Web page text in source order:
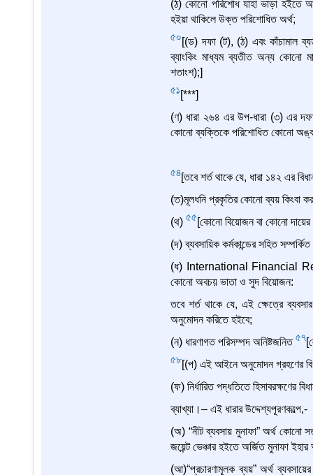
(ঠ) কোনো পরিশোধ যাহা ভাড়া হইতে
হইয়া থাকিলে উক্ত পরিশোধিত অর্থ;
50[(ড) দফা (ট), (ঠ) এবং কাঁচামাল
ব্যাংকিং মাধ্যম ব্যতীত অন্য কোনো
শতাংশ);]
51[***]
(ণ) ধারা ২৬৪ এর উপ-ধারা (৩) এর
কোনো ব্যক্তিকে পরিশোধিত কোনো অঙ্ক,
54[তবে শর্ত থাকে যে, ধারা ১৪২ এর
(ত)মূলধনি প্রকৃতির কোনো ব্যয় কিংবা
(থ)55[কোনো বিয়োজন বা কোনো দায়ের
(দ) ব্যবসায়িক কর্মকান্ডের সহিত
(ধ) International Financial
কোনো অবচয় ভাতা ও সুদ বিয়োজন:
তবে শর্ত থাকে যে, এই ক্ষেত্রে
অনুমোদন করিতে হইবে;
(ন) ধারণাগত পরিসম্পদ অনিষ্টজনিত57
58[(প) এই আইনে অনুমোদন গ্রহণের
(ফ) নির্ধারিত পদ্ধতিতে হিসাবরক্ষণের
ব্যাখ্যা।– এই ধারার উদ্দেশ্যপূরণকল্পে,-
(অ) “নীট ব্যবসায় মুনাফা” অর্থ কোনো
জয়েন্ট ভেঞ্চার হইতে অর্জিত মুনাফা
(আ)“প্রচারণামূলক ব্যয়” অর্থ